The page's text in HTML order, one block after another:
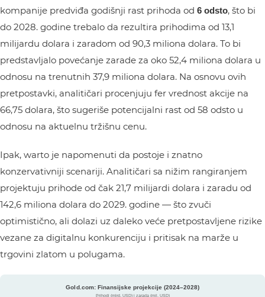
kompanije predviđa godišnji rast prihoda od 6 odsto, što bi
do 2028. godine trebalo da rezultira prihodima od 13,1
milijardu dolara i zaradom od 90,3 miliona dolara. To bi
predstavljalo povećanje zarade za oko 52,4 miliona dolara u
odnosu na trenutnih 37,9 miliona dolara. Na osnovu ovih
pretpostavki, analitičari procenjuju fer vrednost akcije na
66,75 dolara, što sugeriše potencijalni rast od 58 odsto u
odnosu na aktuelnu tržišnu cenu.
Ipak, warto je napomenuti da postoje i znatno
konzervativniji scenariji. Analitičari sa nižim rangiranjem
projektuju prihode od čak 21,7 milijardi dolara i zaradu od
142,6 miliona dolara do 2029. godine — što zvuči
optimistično, ali dolazi uz daleko veće pretpostavljene rizike
vezane za digitalnu konkurenciju i pritisak na marže u
trgovini zlatom u polugama.